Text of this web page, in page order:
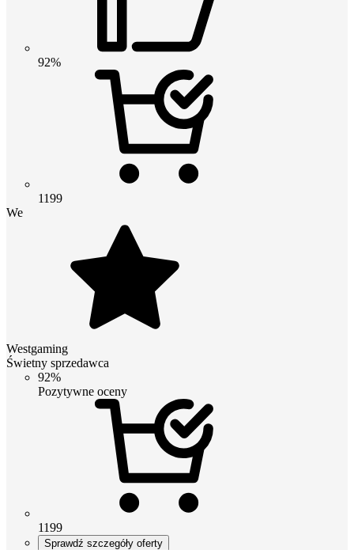
92%
1199
We
Westgaming
Świetny sprzedawca
92%
Pozytywne oceny
1199
Sprawdź szczegóły oferty